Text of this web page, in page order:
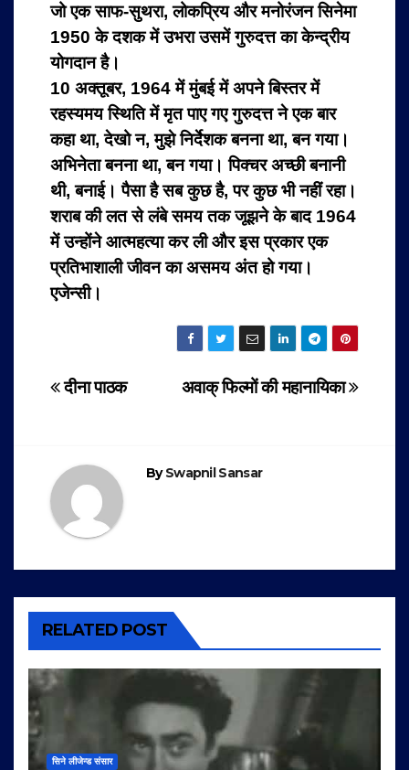
जो एक साफ-सुथरा, लोकप्रिय और मनोरंजन सिनेमा
1950 के दशक में उभरा उसमें गुरुदत्त का केन्द्रीय
योगदान है।
10 अक्तूबर, 1964 में मुंबई में अपने बिस्तर में
रहस्यमय स्थिति में मृत पाए गए गुरुदत्त ने एक बार
कहा था, देखो न, मुझे निर्देशक बनना था, बन गया।
अभिनेता बनना था, बन गया। पिक्चर अच्छी बनानी
थी, बनाई। पैसा है सब कुछ है, पर कुछ भी नहीं रहा।
शराब की लत से लंबे समय तक जूझने के बाद 1964
में उन्होंने आत्महत्या कर ली और इस प्रकार एक
प्रतिभाशाली जीवन का असमय अंत हो गया।
एजेन्सी।
Post
अवाक् फिल्मों की महानायिका
दीना पाठक
BySwapnil Sansar
RELATED POST
सिने लीजेन्ड संसार